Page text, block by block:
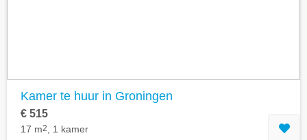
Kamer te huur in Groningen
€ 515
17 m2 , 1 kamer